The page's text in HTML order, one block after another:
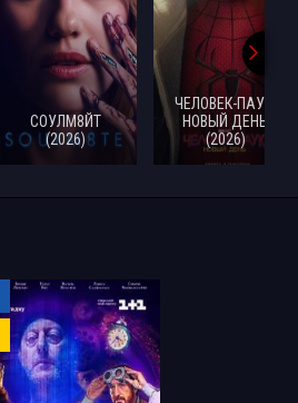
СОУЛМ8ЙТ
(2026)
ЧЕЛОВЕК-ПАУК:
НОВЫЙ ДЕНЬ
(2026)